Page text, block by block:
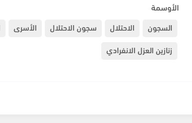
الأوسمة
السجون
الاحتلال سجون الاحتلال الأسرى
زنازين العزل الانفرادي